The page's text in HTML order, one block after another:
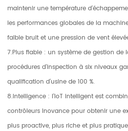
maintenir une température
les performances globales de la
faible bruit et une pression de vent
7.Plus fiable : un système de gestion de
procédures d'inspection à six niveaux
qualification d'usine de 100 %.
8.Intelligence : l'IoT intelligent est
contrôleurs Inovance pour obtenir une
plus proactive, plus riche et plus